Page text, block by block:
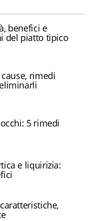
benefici e
del piatto tipico
rimedi
5 rimedi
e liquirizia: